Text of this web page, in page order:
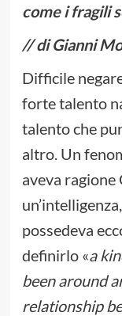
come i fragili
// di Gianni
Difficile
forte talento
talento che
altro. Un
aveva
possedeva
definirlo «a
been around
relationship